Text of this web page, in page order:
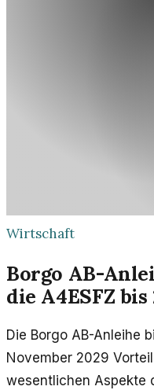
Wirtschaft
Borgo AB-
die A4ESFZ bis
Die Borgo AB-Anleihe
November 2029
wesentlichen Aspekte